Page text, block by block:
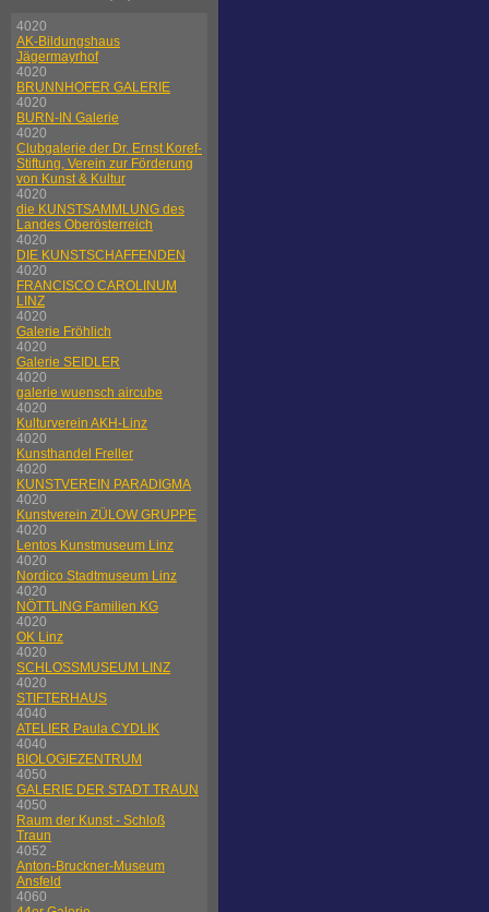
4020
AK-Bildungshaus
Jägermayrhof
4020
BRUNNHOFER GALERIE
4020
BURN-IN Galerie
4020
Clubgalerie der Dr. Ernst Koref-
Stiftung, Verein zur Förderung
von Kunst & Kultur
4020
die KUNSTSAMMLUNG des
Landes Oberösterreich
4020
DIE KUNSTSCHAFFENDEN
4020
FRANCISCO CAROLINUM
LINZ
4020
Galerie Fröhlich
4020
Galerie SEIDLER
4020
galerie wuensch aircube
4020
Kulturverein AKH-Linz
4020
Kunsthandel Freller
4020
KUNSTVEREIN PARADIGMA
4020
Kunstverein ZÜLOW GRUPPE
4020
Lentos Kunstmuseum Linz
4020
Nordico Stadtmuseum Linz
4020
NÖTTLING Familien KG
4020
OK Linz
4020
SCHLOSSMUSEUM LINZ
4020
STIFTERHAUS
4040
ATELIER Paula CYDLIK
4040
BIOLOGIEZENTRUM
4050
GALERIE DER STADT TRAUN
4050
Raum der Kunst - Schloß
Traun
4052
Anton-Bruckner-Museum
Ansfeld
4060